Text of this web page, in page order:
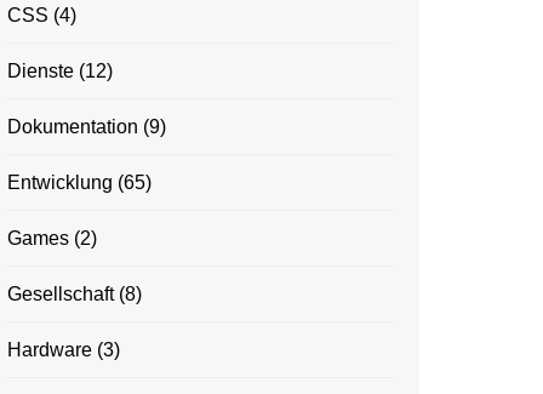
CSS (4)
Dienste (12)
Dokumentation (9)
Entwicklung (65)
Games (2)
Gesellschaft(8)
Hardware (3)